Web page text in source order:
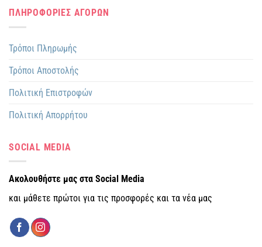
ΠΛΗΡΟΦΟΡΙΕΣ ΑΓΟΡΩΝ
Τρόποι Πληρωμής
Τρόποι Αποστολής
Πολιτική Επιστροφών
Πολιτική Απορρήτου
SOCIAL MEDIA
Ακολουθήστε μας στα Social Media
και μάθετε πρώτοι για τις προσφορές και τα νέα μας